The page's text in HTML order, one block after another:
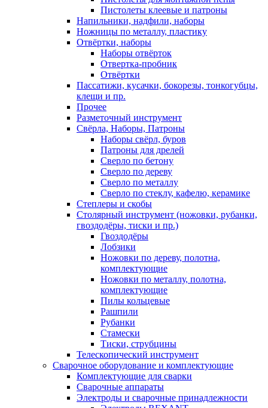
Пистолеты клеевые и патроны
Напильники, надфили, наборы
Ножницы по металлу, пластику
Отвёртки, наборы
Наборы отвёрток
Отвертка-пробник
Отвёртки
Пассатижи, кусачки, бокорезы, тонкогубцы,
клещи и пр.
Прочее
Разметочный инструмент
Свёрла, Наборы, Патроны
Наборы свёрл, буров
Патроны для дрелей
Сверло по бетону
Сверло по дереву
Сверло по металлу
Сверло по стеклу, кафелю, керамике
Степлеры и скобы
Столярный инструмент (ножовки, рубанки,
гвоздодёры, тиски и пр.)
Гвоздодёры
Лобзики
Ножовки по дереву, полотна,
комплектующие
Ножовки по металлу, полотна,
комплектующие
Пилы кольцевые
Рашпили
Рубанки
Стамески
Тиски, струбцины
Телескопический инструмент
Сварочное оборудование и комплектующие
Комплектующие для сварки
Сварочные аппараты
Электроды и сварочные принадлежности